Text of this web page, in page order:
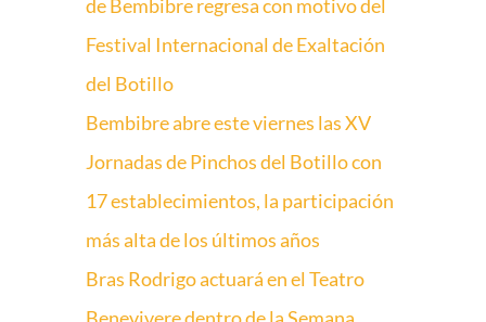
de Bembibre regresa con motivo del
Festival Internacional de Exaltación
del Botillo
Bembibre abre este viernes las XV
Jornadas de Pinchos del Botillo con
17 establecimientos, la participación
más alta de los últimos años
Bras Rodrigo actuará en el Teatro